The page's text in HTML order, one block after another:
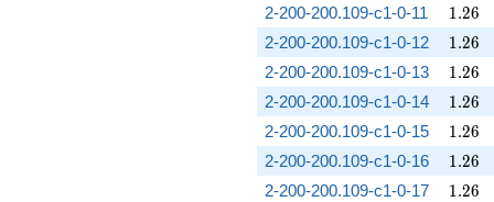
2-200-200.109-c1-0-11 1.26
1.26
2-200-200.109-c1-0-12 1.26
1.26
2-200-200.109-c1-0-13 1.26
1.26
2-200-200.109-c1-0-14 1.26
1.26
2-200-200.109-c1-0-15 1.26
1.26
2-200-200.109-c1-0-16 1.26
1.26
2-200-200.109-c1-0-17 1.26
1.26